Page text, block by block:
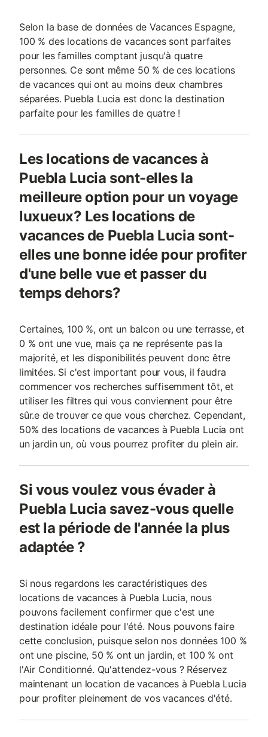
Selon la base de données de Vacances Espagne,
100 % des locations de vacances sont parfaites
pour les familles comptant jusqu'à quatre
personnes. Ce sont même 50 % de ces locations
de vacances qui ont au moins deux chambres
séparées. Puebla Lucia est donc la destination
parfaite pour les familles de quatre !
Les locations de vacances à
Puebla Lucia sont-elles la
meilleure option pour un voyage
luxueux? Les locations de
vacances de Puebla Lucia sont-
elles une bonne idée pour profiter
d'une belle vue et passer du
temps dehors?
Certaines, 100 %, ont un balcon ou une terrasse, et
0 % ont une vue, mais ça ne représente pas la
majorité, et les disponibilités peuvent donc être
limitées. Si c'est important pour vous, il faudra
commencer vos recherches suffisemment tôt, et
utiliser les filtres qui vous conviennent pour être
sûr.e de trouver ce que vous cherchez. Cependant,
50% des locations de vacances à Puebla Lucia ont
un jardin un, où vous pourrez profiter du plein air.
Si vous voulez vous évader à
Puebla Lucia savez-vous quelle
est la période de l'année la plus
adaptée ?
Si nous regardons les caractéristiques des
locations de vacances à Puebla Lucia, nous
pouvons facilement confirmer que c'est une
destination idéale pour l'été. Nous pouvons faire
cette conclusion, puisque selon nos données 100 %
ont une piscine, 50 % ont un jardin, et 100 % ont
l'Air Conditionné. Qu'attendez-vous ? Réservez
maintenant un location de vacances à Puebla Lucia
pour profiter pleinement de vos vacances d'été.